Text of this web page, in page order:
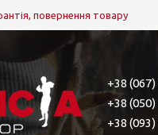
повернення товару
+38
+38
+38